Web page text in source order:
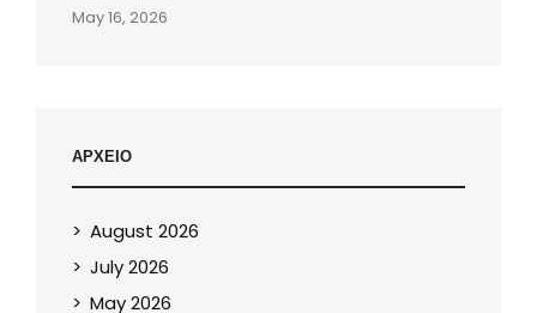
May 16, 2026
ΑΡΧΕΙΟ
August 2026
July 2026
May 2026